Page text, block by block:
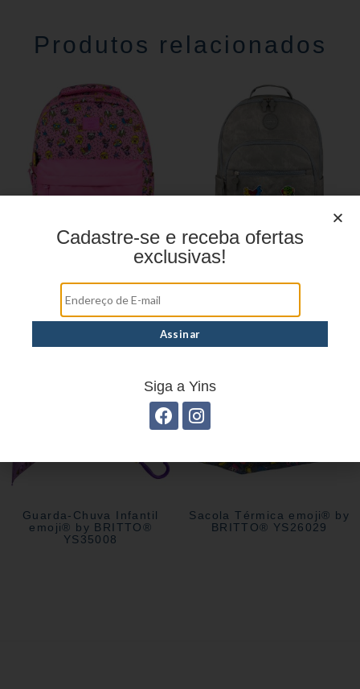
Produtos relacionados
BRITTO® YS29180
BRITTO® YS29181
Guarda-Chuva Infantil
emoji® by BRITTO®
YS35008
Sacola Térmica emoji® by
BRITTO® YS26029
Cadastre-se e receba ofertas
exclusivas!
Siga a Yins